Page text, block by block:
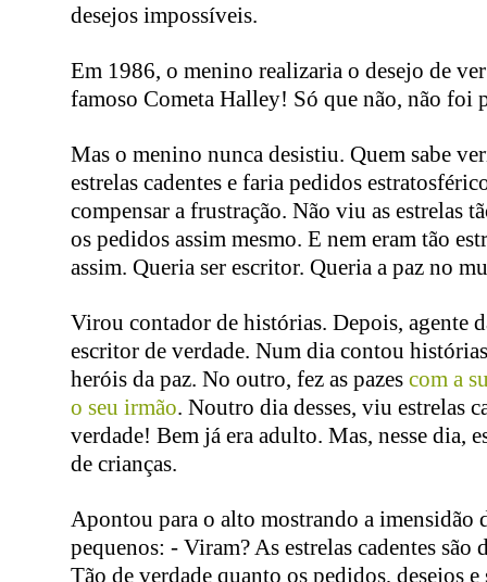
desejos impossíveis.
Em 1986, o menino realizaria o desejo de
famoso Cometa Halley! Só que não, não foi
Mas o menino nunca desistiu. Quem sabe
estrelas cadentes e faria pedidos
compensar a frustração. Não viu as estrelas
os pedidos assim mesmo. E nem eram tão
assim. Queria ser escritor. Queria a paz no
Virou contador de histórias. Depois, agente
escritor de verdade. Num dia contou
heróis da paz. No outro, fez as pazes com a
o seu irmão. Noutro dia desses, viu estrelas
verdade! Bem já era adulto. Mas, nesse dia,
de crianças.
Apontou para o alto mostrando a imensidão
pequenos: - Viram? As estrelas cadentes são
Tão de verdade quanto os pedidos, desejos e